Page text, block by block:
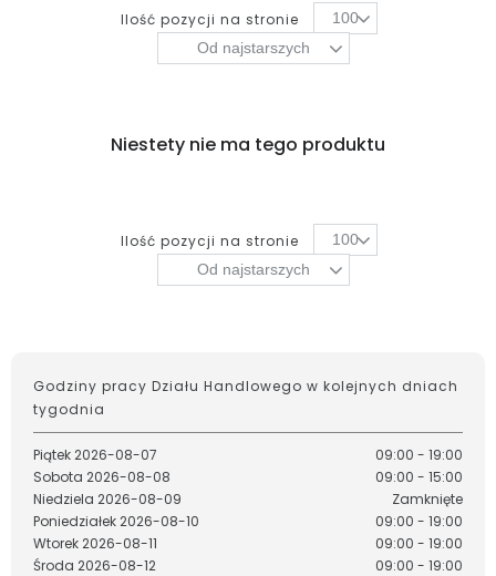
Ilość pozycji na stronie
100
Od najstarszych
Niestety nie ma tego produktu
Ilość pozycji na stronie
100
Od najstarszych
Godziny pracy Działu Handlowego w kolejnych dniach
tygodnia
Piątek2026-08-07
09:00 - 19:00
Sobota 2026-08-08
09:00 - 15:00
Niedziela 2026-08-09
Zamknięte
Poniedziałek2026-08-10
09:00 - 19:00
Wtorek2026-08-11
09:00 - 19:00
Środa 2026-08-12
09:00 - 19:00